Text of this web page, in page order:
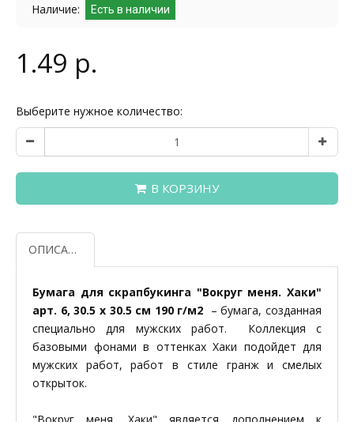
Наличие:
Есть в наличии
1.49 р.
Выберите нужное количество:
В КОРЗИНУ
ОПИСАНИЕ
Бумага для скрапбукинга "Вокруг меня. Хаки"
арт. 6, 30.5 x 30.5 см 190 г/м2 – бумага, созданная
специально для мужских работ. Коллекция с
базовыми фонами в оттенках Хаки подойдет для
мужских работ, работ в стиле гранж и смелых
открыток.
"Вокруг меня. Хаки" является дополнением к